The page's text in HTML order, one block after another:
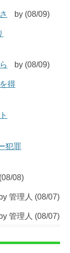
by (08/09)
by (08/09)
得
犯罪
08)
by 管理人 (08/07)
by 管理人 (08/07)